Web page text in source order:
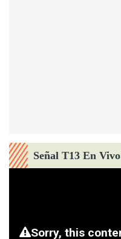
Señal T13 En Vivo